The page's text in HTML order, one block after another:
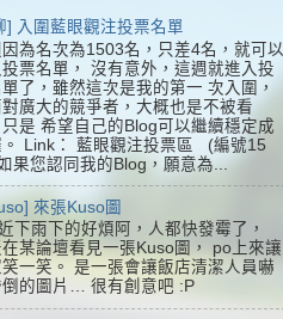
] 入圍藍眼觀注投票名單
因為名次為1503名，只差4名，就可以
票名單， 沒有意外，這週就進入投
了，雖然這次是我的第一 次入圍，
廣大的競爭者，大概也是不被看
是 希望自己的Blog可以繼續穩定成
。 Link： 藍眼觀注投票區 (編號15
果您認同我的Blog，願意為...
來張Kuso圖
下雨下的好煩阿，人都快發霉了，
某論壇看見一張Kuso圖， po上來讓
一笑。 是一張會讓飯店清潔人員嚇
倒的圖片… 很有創意吧 :P